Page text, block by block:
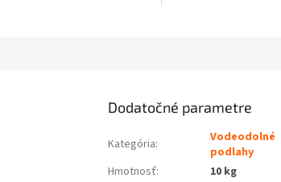
Dodatočné parametre
Kategória:
Vodeodolné
podlahy
Hmotnosť:
10 kg